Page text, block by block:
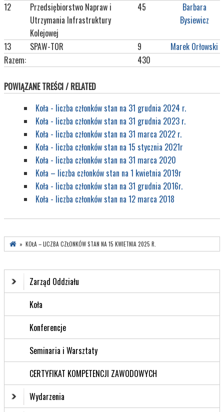
12
Przedsiębiorstwo Napraw i
Utrzymania Infrastruktury
Kolejowej
45
Barbara
Bysiewicz
13 SPAW-TOR 9
Marek Orłowski
Razem:
430
POWIĄZANE TREŚCI / RELATED
Koła - liczba członków stan na 31 grudnia 2024 r.
Koła - liczba członków stan na 31 grudnia 2023 r.
Koła - liczba członków stan na 31 marca 2022 r.
Koła - liczba członków stan na 15 stycznia 2021r
Koła - liczba członków stan na 31 marca 2020
Koła – liczba członków stan na 1 kwietnia 2019r
Koła - liczba członków stan na 31 grudnia 2016r.
Koła - liczba członków stan na 12 marca 2018
» KOŁA – LICZBA CZŁONKÓW STAN NA 15 KWIETNIA 2025 R.
Zarząd Oddziału
Koła
Konferencje
Seminaria i Warsztaty
CERTYFIKAT KOMPETENCJI ZAWODOWYCH
Wydarzenia